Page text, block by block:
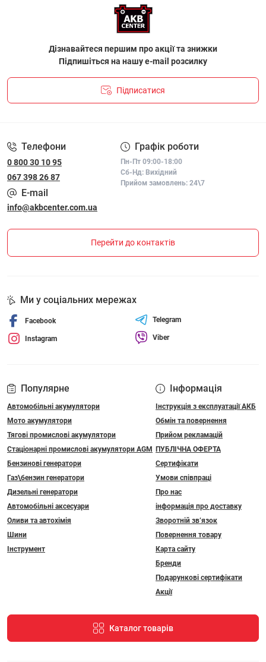
Дізнавайтеся першим про акції та знижки
Підпишіться на нашу e-mail розсилку
Підписатися
Телефони
0 800 30 10 95
067 398 26 87
Графік роботи
Пн-Пт 09:00-18:00
Сб-Нд: Вихідний
Прийом замовлень: 24\7
E-mail
info@akbcenter.com.ua
Перейти до контактів
Популярне
Автомобільні акумулятори
Мото акумулятори
Тягові промислові акумулятори
Стаціонарні промислові акумулятори АGM
Бензинові генератори
Газ\бензин генератори
Дизельні генератори
Автомобільні аксесуари
Оливи та автохімія
Шини
Інструмент
Інформація
Інструкція з експлуатації АКБ
Обмін та повернення
Прийом рекламацій
ПУБЛІЧНА ОФЕРТА
Сертифікати
Умови співпраці
Про нас
інформація про доставку
Зворотній зв’язок
Повернення товару
Карта сайту
Бренди
Подарункові сертифікати
Акції
Каталог товарів
Ми у соціальних мережах
Facebook
Instagram
Telegram
Viber